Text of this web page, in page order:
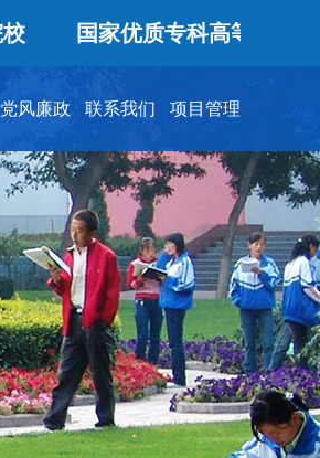
国家优质专科高等职业院校
党风廉政 联系我们 项目管理